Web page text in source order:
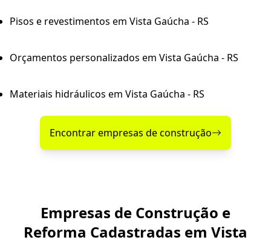
Pisos e revestimentos em Vista Gaúcha - RS
Orçamentos personalizados em Vista Gaúcha - RS
Materiais hidráulicos em Vista Gaúcha - RS
Encontrar empresas de construção
Empresas de Construção e
Reforma Cadastradas em Vista